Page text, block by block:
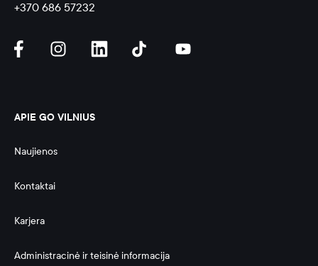
+370 686 57232
APIE GO VILNIUS
Naujienos
Kontaktai
Karjera
Administracinė ir teisinė informacija